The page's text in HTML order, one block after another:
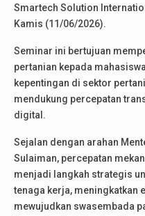
Smartech Solution
Kamis (11/06/2026).
Seminar ini bertujuan
pertanian kepada
kepentingan di sektor
mendukung percepatan
digital.
Sejalan dengan arahan
Sulaiman, percepatan
menjadi langkah strategis
tenaga kerja, meningkatkan
mewujudkan swasembada